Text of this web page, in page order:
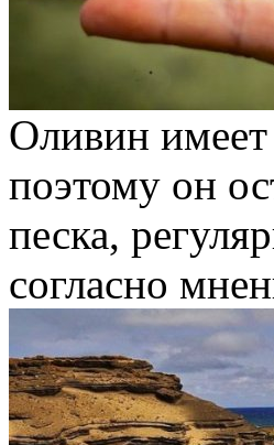
Оливин имеет
поэтому он
песка,
согласно